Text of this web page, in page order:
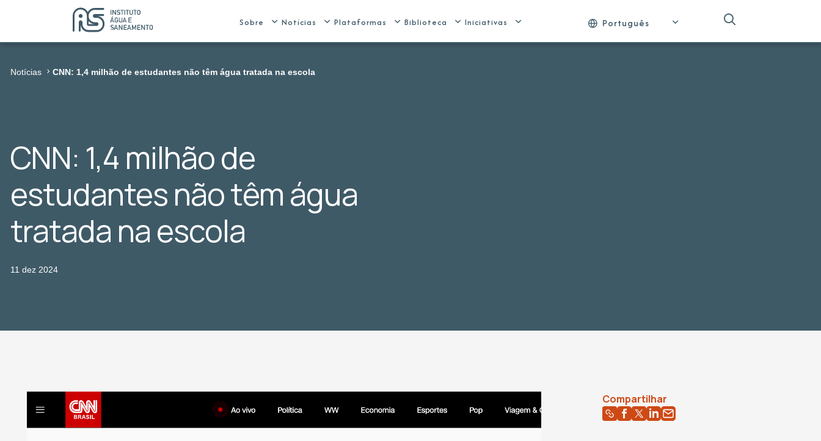
Sobre Notícias Plataformas Biblioteca Iniciativas Português
Notícias CNN: 1,4 milhão de estudantes não têm água tratada na escola
CNN: 1,4 milhão de
estudantes não têm água
tratada na escola
11 dez 2024
Compartilhar